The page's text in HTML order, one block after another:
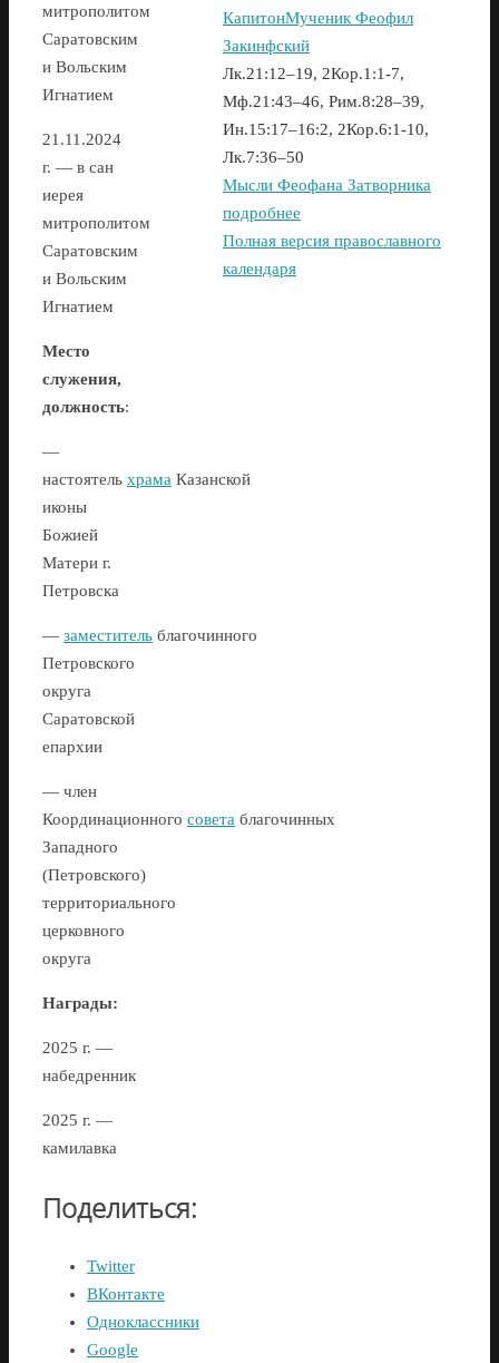
митрополитом
Саратовским
и Вольским
Игнатием
21.11.2024
г. — в сан
иерея
митрополитом
Саратовским
и Вольским
Игнатием
Место
служения,
должность:
—
настоятель храма Казанской
иконы
Божией
Матери г.
Петровска
— заместитель благочинного
Петровского
округа
Саратовской
епархии
— член
Координационного совета благочинных
Западного
(Петровского)
территориального
церковного
округа
Награды:
2025 г. —
набедренник
2025 г. —
камилавка
Поделиться:
Twitter
ВКонтакте
Одноклассники
Google
КапитонМученик Феофил
Закинфский
Лк.21:12–19, 2Кор.1:1-7,
Мф.21:43–46, Рим.8:28–39,
Ин.15:17–16:2, 2Кор.6:1-10,
Лк.7:36–50
Мысли Феофана Затворника
подробнее
Полная версия православного
календаря